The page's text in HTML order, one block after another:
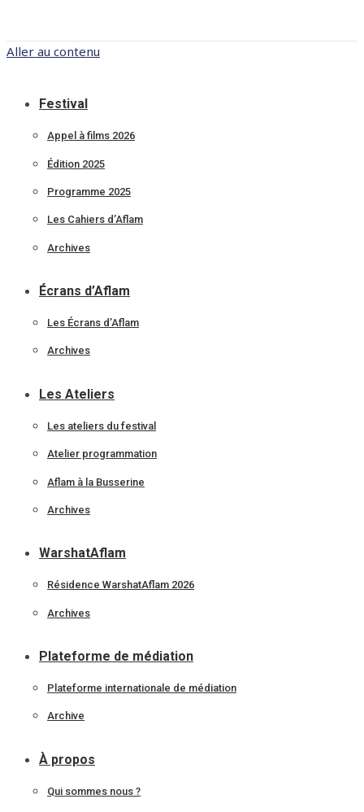
Aller au contenu
Festival
Appel à films 2026
Édition 2025
Programme 2025
Les Cahiers d’Aflam
Archives
Écrans d’Aflam
Les Écrans d’Aflam
Archives
Les Ateliers
Les ateliers du festival
Atelier programmation
Aflam à la Busserine
Archives
WarshatAflam
Résidence WarshatAflam 2026
Archives
Plateforme de médiation
Plateforme internationale de médiation
Archive
À propos
Qui sommes nous ?